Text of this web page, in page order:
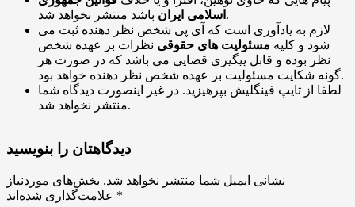
اسلامی ایران باشد منتشر نخواهد شد.
لازم به یادآوری است که آی پی شخص نظر دهنده ثبت می
شود و کلیه مسئولیت های حقوقی نظرات بر عهده شخص
نظر بوده و قابل پیگیری قضایی می باشد که در صورت هر
گونه شکایت مسئولیت بر عهده شخص نظر دهنده خواهد بود.
لطفا از تایپ فینگلیش بپرهیزید. در غیر اینصورت دیدگاه شما
منتشر نخواهد شد.
دیدگاهتان را بنویسید
نشانی ایمیل شما منتشر نخواهد شد. بخش‌های موردنیاز
*